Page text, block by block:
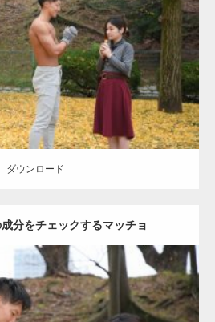
その他 AKIHITO(細マッチョ) 上腕三頭筋
肩
ダウンロード
分をチェックするマッチョ
2021.07.8